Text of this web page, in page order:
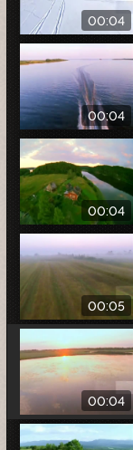
00:04
00:04
00:04
00:05
00:04